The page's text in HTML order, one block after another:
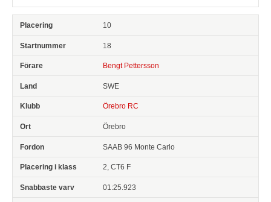
10
18
Bengt Pettersson
SWE
Örebro RC
Örebro
SAAB 96 Monte Carlo
2, CT6 F
01:25.923